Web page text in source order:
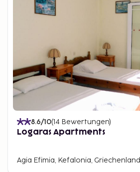
8.6/10(14 Bewertungen)
Logaras Apartments
Agia Efimia, Kefalonia, Griechenland